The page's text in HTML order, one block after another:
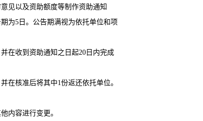
见以及资助额度等制作资助通知
为5日。公告期满视为依托单位和项
在收到资助通知之日起20日内完成
在核准后将其中1份返还依托单位。
内容进行变更。